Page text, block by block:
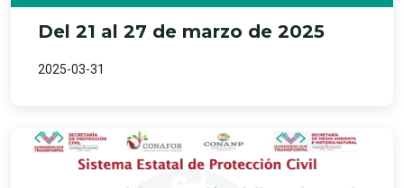
Del 21 al 27 de marzo de 2025
2025-03-31